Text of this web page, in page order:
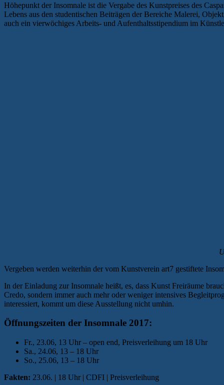
Höhepunkt der Insomnale ist die Vergabe des Kunstpreises des
Lebens aus den studentischen Beiträgen der Bereiche Malerei,
auch ein vierwöchiges Arbeits- und Aufenthaltsstipendium im
Vergeben werden weiterhin der vom Kunstverein art7 gestiftete
In der Einladung zur Insomnale heißt, es, dass Kunst Freiräume
Credo, sondern immer auch mehr oder weniger intensives
interessiert, kommt um diese Ausstellung nicht umhin.
Öffnungszeiten der Insomnale 2017:
Fr., 23.06, 13 Uhr – open end, Preisverleihung um 18 Uhr
Sa., 24.06, 13 – 18 Uhr
So., 25.06, 13 – 18 Uhr
Fakten: 23.06. | 18 Uhr | CDFI | Preisverleihung